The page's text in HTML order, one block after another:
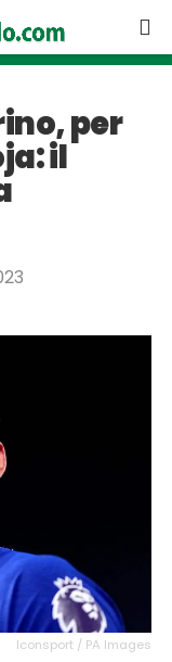
per
il
Iconsport / PA Images